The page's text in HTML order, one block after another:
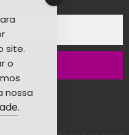
se
site.
o
nossa
.